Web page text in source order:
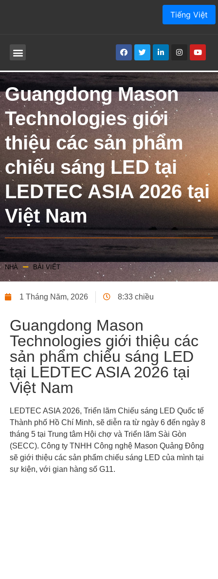
Guangdong Mason
Technologies giới
thiệu các sản phẩm
chiếu sáng LED tại
LEDTEC ASIA 2026 tại
Việt Nam
NHÀ BÀI VIẾT
1 Tháng Năm, 2026 8:33 chiều
Guangdong Mason
Technologies giới thiệu các
sản phẩm chiếu sáng LED
tại LEDTEC ASIA 2026 tại
Việt Nam
LEDTEC ASIA 2026, Triển lãm Chiếu sáng LED Quốc tế
Thành phố Hồ Chí Minh, sẽ diễn ra từ ngày 6 đến ngày 8
tháng 5 tại Trung tâm Hội chợ và Triển lãm Sài Gòn
(SECC). Công ty TNHH Công nghệ Mason Quảng Đông
sẽ giới thiệu các sản phẩm chiếu sáng LED của mình tại
sự kiện, với gian hàng số G11.
Tiếng Việt